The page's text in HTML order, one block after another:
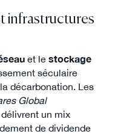
infrastructures
et le stockage
séculaire
décarbonation. Les
Global
délivrent un mix
de dividende